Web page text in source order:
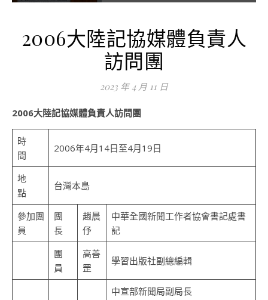
2006大陸記協媒體負責人
訪問團
2023 年 4 月 11 日
2006大陸記協媒體負責人訪問團
時
間
2006年4月14日至4月19日
地
點
台灣本島
參加團
員
團
長
趙晨
伃
中華全國新聞工作者協會書記處書
記
團
員
高善
罡
學習出版社副總編輯
中宣部新聞局副局長